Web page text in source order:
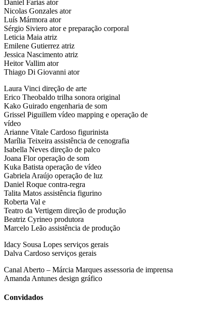
Daniel Farias ator
Nicolas Gonzales ator
Luís Mármora ator
Sérgio Siviero ator e preparação corporal
Leticia Maia atriz
Emilene Gutierrez atriz
Jessica Nascimento atriz
Heitor Vallim ator
Thiago Di Giovanni ator
Laura Vinci direção de arte
Erico Theobaldo trilha sonora original
Kako Guirado engenharia de som
Grissel Piguillem vídeo mapping e operação de
vídeo
Arianne Vitale Cardoso figurinista
Marília Teixeira assistência de cenografia
Isabella Neves direção de palco
Joana Flor operação de som
Kuka Batista operação de vídeo
Gabriela Araújo operação de luz
Daniel Roque contra-regra
Talita Matos assistência figurino
Roberta Val e
Teatro da Vertigem direção de produção
Beatriz Cyrineo produtora
Marcelo Leão assistência de produção
Idacy Sousa Lopes serviços gerais
Dalva Cardoso serviços gerais
Canal Aberto – Márcia Marques assessoria de imprensa
Amanda Antunes design gráfico
Convidados